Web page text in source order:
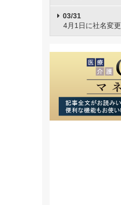
03/31
4月1日に社名変更